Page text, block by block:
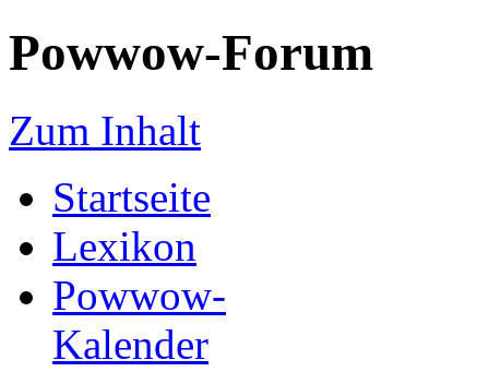
Powwow-Forum
Zum Inhalt
Startseite
Lexikon
Powwow-
Kalender